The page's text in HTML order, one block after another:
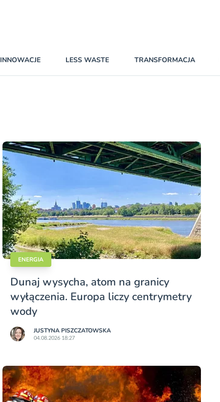
INNOWACJE LESS WASTE TRANSFORMACJA
ENERGIA
Dunaj wysycha, atom na granicy
wyłączenia. Europa liczy centrymetry
wody
JUSTYNA PISZCZATOWSKA
04.08.2026 18:27